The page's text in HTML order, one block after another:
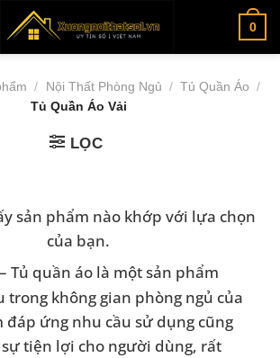
0
/ Nội Thất Phòng Ngủ / Tủ Quần Áo /
Tủ Quần Áo Vải
LỌC
sản phẩm nào khớp với lựa chọn
của bạn.
– Tủ quần áo là một sản phẩm
trong không gian phòng ngủ của
đáp ứng nhu cầu sử dụng cũng
tiện lợi cho người dùng, rất